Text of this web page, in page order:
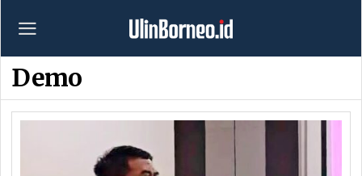
Demo